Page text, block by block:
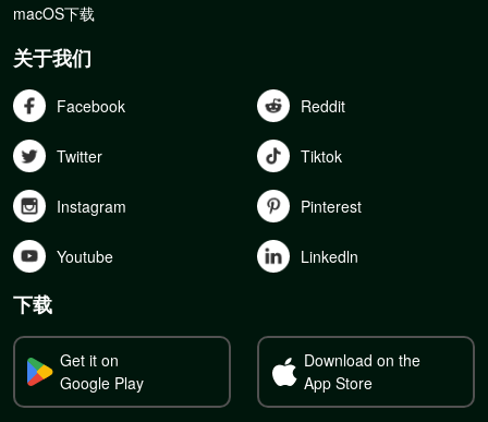
macOS下载
关于我们
Facebook Reddit
Twitter Tiktok
Instagram Pinterest
Youtube Linkedln
下载
Get it on
Google Play
Download on the
App Store